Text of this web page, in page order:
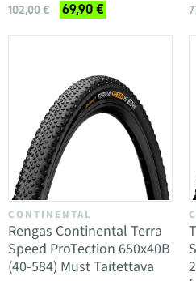
102,00 € 69,90 €
CONTINENTAL
Rengas Continental Terra
Speed ProTection 650x40B
(40-584) Must Taitettava